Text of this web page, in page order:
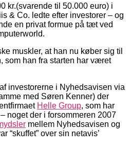
kr.(svarende til 50.000 euro) i
& Co. ledte efter investorer – og
en privat formue på tæt ved
muskler, at han nu køber sig til
som han fra starten har været
investorerne i Nyhedsavisen via
med Søren Kenner) der
Helle Group, som har
noget der i forsommeren 2007
mellem Nyhedsavisen og
“skuffet” over sin netavis’